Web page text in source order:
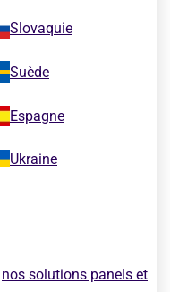
Slovaquie
Suède
Espagne
Ukraine
nos solutions panels et